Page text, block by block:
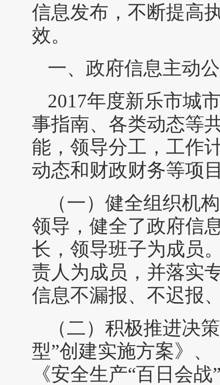
信息发布，不断提高
效。
一、政府信息主动
2017年度新乐市城
事指南、各类动态等
能，领导分工，工作
动态和财政财务等项
（一）健全组织机
领导，健全了政府信
长，领导班子为成员
责人为成员，并落实
信息不漏报、不迟报
（二）积极推进决
型”创建实施方案》
《安全生产“百日会